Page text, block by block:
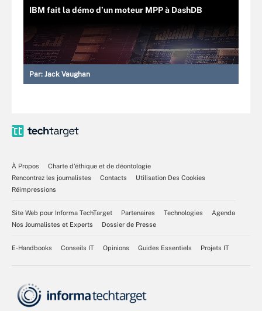
IBM fait la démo d’un moteur MPP à DashDB
Par: Jack Vaughan
À Propos
Charte d’éthique et de déontologie
Rencontrez les journalistes
Contacts
Utilisation Des Cookies
Réimpressions
Site Web pour Informa TechTarget Partenaires Technologies
Agenda
Nos Journalistes et Experts
Dossier de Presse
E-Handbooks Conseils IT Opinions Guides Essentiels Projets IT